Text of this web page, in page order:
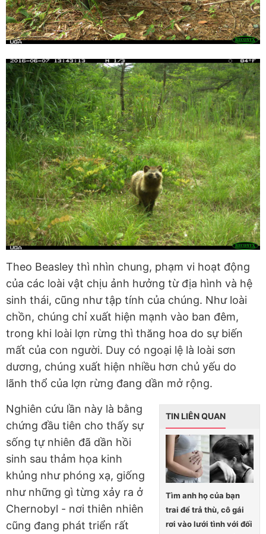
Theo Beasley thì nhìn chung, phạm vi hoạt động
của các loài vật chịu ảnh hưởng từ địa hình và hệ
sinh thái, cũng như tập tính của chúng. Như loài
chồn, chúng chỉ xuất hiện mạnh vào ban đêm,
trong khi loài lợn rừng thì thăng hoa do sự biến
mất của con người. Duy có ngoại lệ là loài sơn
dương, chúng xuất hiện nhiều hơn chủ yếu do
lãnh thổ của lợn rừng đang dần mở rộng.
TIN LIÊN QUAN
Tìm anh họ của bạn
trai để trả thù, cô gái
rơi vào lưới tình với đối
Nghiên cứu lần này là bằng
chứng đầu tiên cho thấy sự
sống tự nhiên đã dần hồi
sinh sau thảm họa kinh
khủng như phóng xạ, giống
như những gì từng xảy ra ở
Chernobyl - nơi thiên nhiên
cũng đang phát triển rất